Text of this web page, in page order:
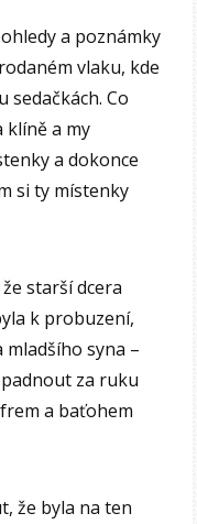
a poznámky
vlaku, kde
sedačkách. Co
klíně a my
a dokonce
si ty místenky
starší dcera
k probuzení,
syna –
za ruku
a baťohem
že byla na ten